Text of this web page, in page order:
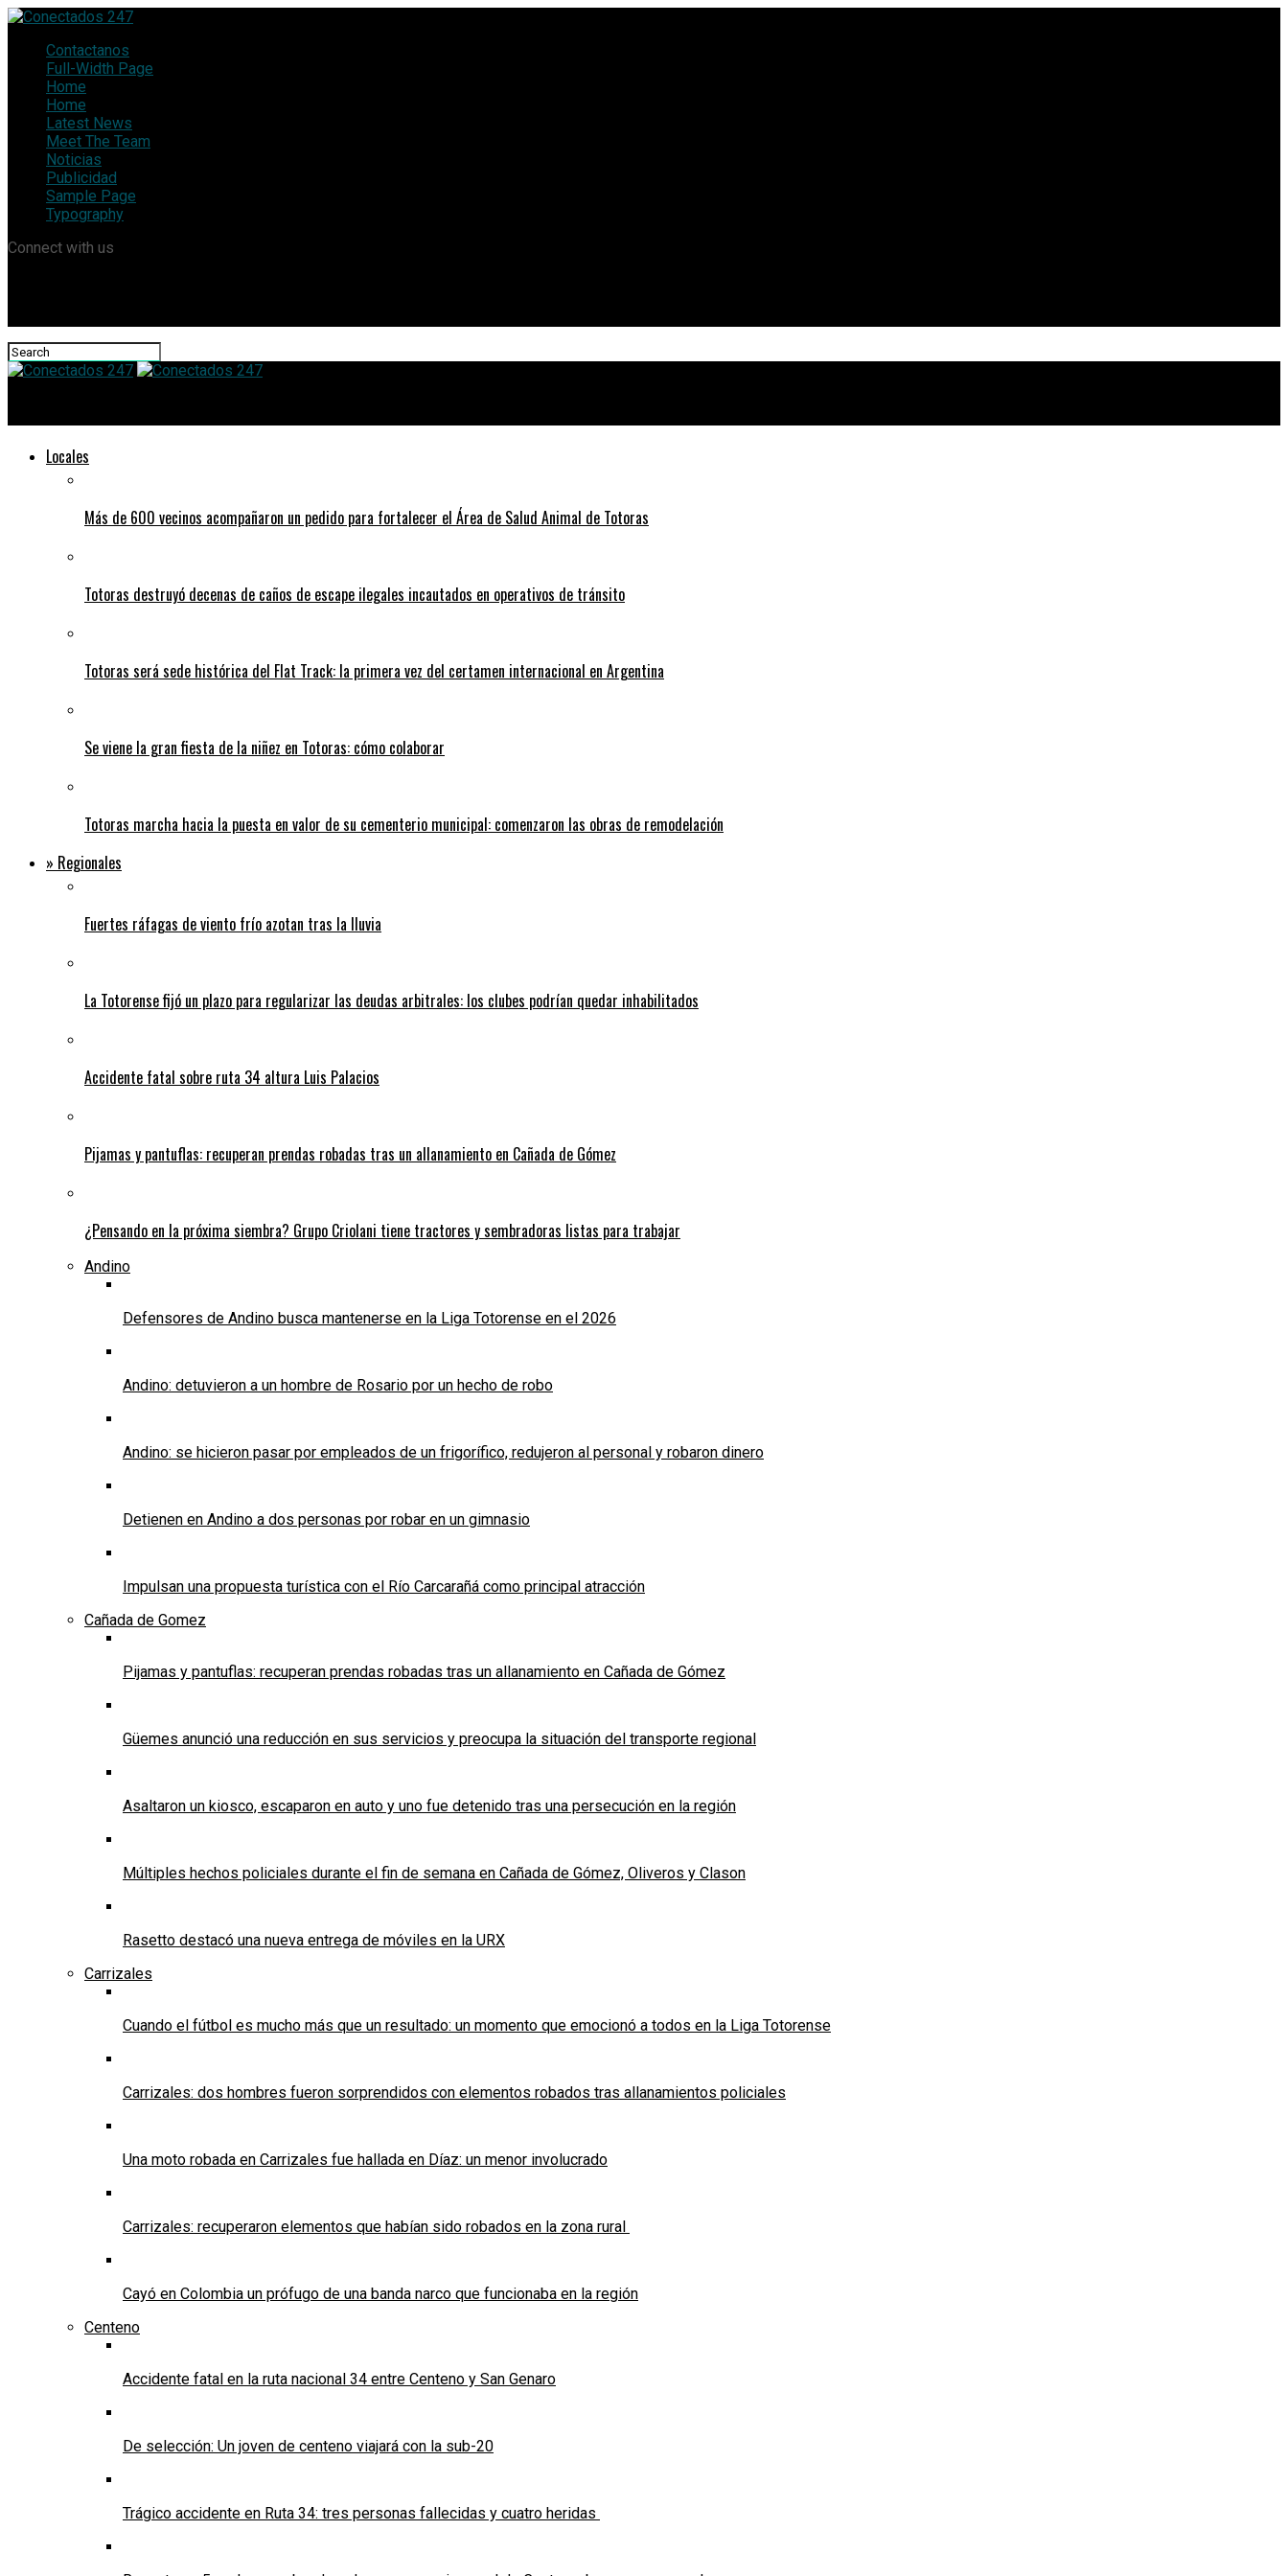
Contactanos
Full-Width Page
Home
Home
Latest News
Meet The Team
Noticias
Publicidad
Sample Page
Typography
Connect with us
Locales
Más de 600 vecinos acompañaron un pedido para fortalecer el Área de Salud Animal de Totoras
Totoras destruyó decenas de caños de escape ilegales incautados en operativos de tránsito
Totoras será sede histórica del Flat Track: la primera vez del certamen internacional en Argentina
Se viene la gran fiesta de la niñez en Totoras: cómo colaborar
Totoras marcha hacia la puesta en valor de su cementerio municipal: comenzaron las obras de remodelación
» Regionales
Fuertes ráfagas de viento frío azotan tras la lluvia
La Totorense fijó un plazo para regularizar las deudas arbitrales: los clubes podrían quedar inhabilitados
Accidente fatal sobre ruta 34 altura Luis Palacios
Pijamas y pantuflas: recuperan prendas robadas tras un allanamiento en Cañada de Gómez
¿Pensando en la próxima siembra? Grupo Criolani tiene tractores y sembradoras listas para trabajar
Andino
Defensores de Andino busca mantenerse en la Liga Totorense en el 2026
Andino: detuvieron a un hombre de Rosario por un hecho de robo
Andino: se hicieron pasar por empleados de un frigorífico, redujeron al personal y robaron dinero
Detienen en Andino a dos personas por robar en un gimnasio
Impulsan una propuesta turística con el Río Carcarañá como principal atracción
Cañada de Gomez
Pijamas y pantuflas: recuperan prendas robadas tras un allanamiento en Cañada de Gómez
Güemes anunció una reducción en sus servicios y preocupa la situación del transporte regional
Asaltaron un kiosco, escaparon en auto y uno fue detenido tras una persecución en la región
Múltiples hechos policiales durante el fin de semana en Cañada de Gómez, Oliveros y Clason
Rasetto destacó una nueva entrega de móviles en la URX
Carrizales
Cuando el fútbol es mucho más que un resultado: un momento que emocionó a todos en la Liga Totorense
Carrizales: dos hombres fueron sorprendidos con elementos robados tras allanamientos policiales
Una moto robada en Carrizales fue hallada en Díaz: un menor involucrado
Carrizales: recuperaron elementos que habían sido robados en la zona rural
Cayó en Colombia un prófugo de una banda narco que funcionaba en la región
Centeno
Accidente fatal en la ruta nacional 34 entre Centeno y San Genaro
De selección: Un joven de centeno viajará con la sub-20
Trágico accidente en Ruta 34: tres personas fallecidas y cuatro heridas